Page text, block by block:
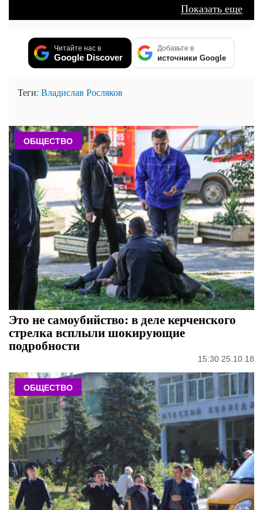
Показать еще
Читайте нас в
Google Discover
Добавьте в
источники Google
Теги: Владислав Росляков
ОБЩЕСТВО
Это не самоубийство: в деле керченского
стрелка всплыли шокирующие
подробности
15:30 25.10.18
ОБЩЕСТВО